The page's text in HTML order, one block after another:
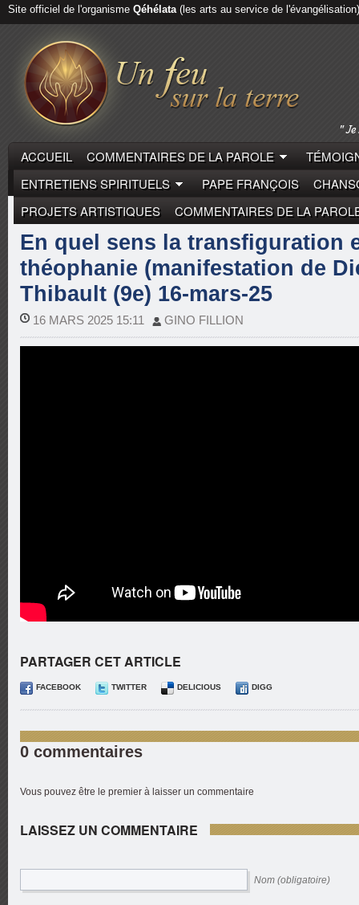
Site officiel de l'organisme Qéhélata(les arts au service de l'évangélisation)
ACCUEIL COMMENTAIRES DE LA PAROLE
ENTRETIENS SPIRITUELS
PAPE FRANÇOIS
PROJETS ARTISTIQUES
COMMENTAIRES DE LA
COMMENTAIRES DE LA PAROLE PÈRE THIBAULT
En quel sens la transfiguration
théophanie (manifestation de
Thibault (9e) 16-mars-25
16 MARS 2025 15:11 GINO FILLION
PARTAGER CET ARTICLE
FACEBOOK TWITTER DELICIOUS DIGG
0 commentaires
Vous pouvez être le premier à laisser un commentaire
LAISSEZ UN COMMENTAIRE
Nom (obligatoire)